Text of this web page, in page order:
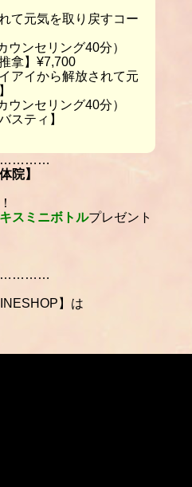
て元気を取り戻すコー
ウンセリング40分）
拿】¥7,700
アイから解放されて元
ウンセリング40分）
スティ】
院】
スミニボトルプレゼント
】は